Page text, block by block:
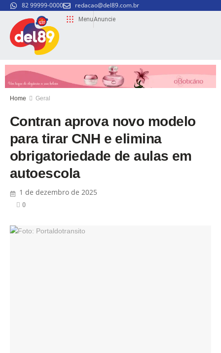
82 99999-0000 redacao@del89.com.br
MenuAnuncie
Home Geral
Contran aprova novo modelo
para tirar CNH e elimina
obrigatoriedade de aulas em
autoescola
1 de dezembro de 2025
0